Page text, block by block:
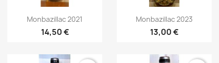
Aperçu rapide
Monbazillac 2021
14,50 €
Aperçu rapide
Monbazillac 2023
13,00 €